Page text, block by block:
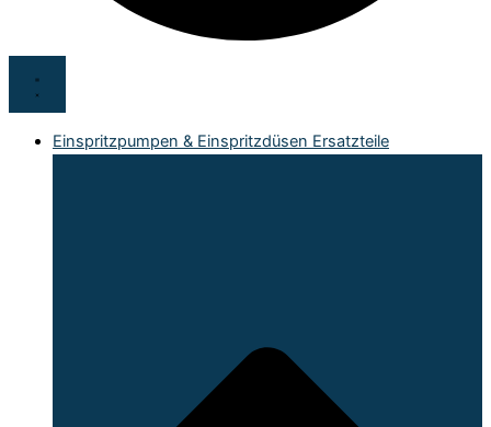
Einspritzpumpen & Einspritzdüsen Ersatzteile